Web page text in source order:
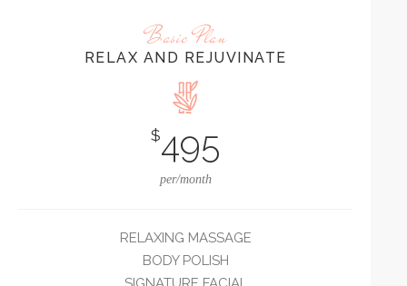
Basic Plan
RELAX AND REJUVINATE
$495
per/month
RELAXING MASSAGE
BODY POLISH